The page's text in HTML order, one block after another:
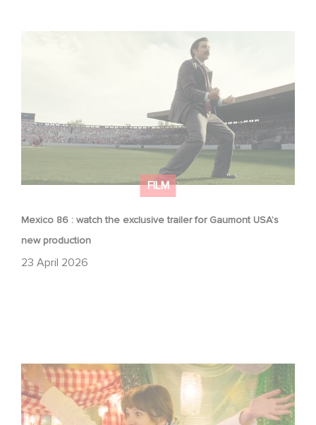
FILM
Mexico 86 : watch the exclusive trailer for Gaumont USA’s
new production
23 April 2026
Mexico 86 : watch the exclusive trailer for Gaumont
Aimee Lou Wood shines in Film Club: